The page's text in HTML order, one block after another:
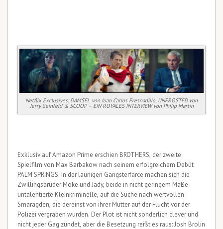
Netflix Exclusives: DAMSEL von Juan Carlos Fresnadillo, UNFROSTED von
Jerry Seinfeld & SCOOP – EIN ROYALES INTERVIEW von Philip Martin
Exklusiv auf Amazon Prime erschien BROTHERS, der zweite
Spielfilm von Max Barbakow nach seinem erfolgreichem Debüt
PALM SPRINGS. In der launigen Gangsterfarce machen sich die
Zwillingsbrüder Moke und Jady, beide in nicht geringem Maße
untalentierte Kleinkriminelle, auf die Suche nach wertvollen
Smaragden, die dereinst von ihrer Mutter auf der Flucht vor der
Polizei vergraben wurden. Der Plot ist nicht sonderlich clever und
nicht jeder Gag zündet, aber die Besetzung reißt es raus: Josh Brolin